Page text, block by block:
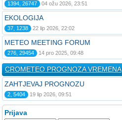
1394, 26747 04 ožu 2026, 23:51
EKOLOGIJA
37, 1238 22 lip 2026, 22:02
METEO MEETING FORUM
276, 29454 14 pro 2025, 09:48
CROMETEO PROGNOZA VREMENA
ZAHTJEVAJ PROGNOZU
2, 5404 19 lip 2026, 09:51
Prijava